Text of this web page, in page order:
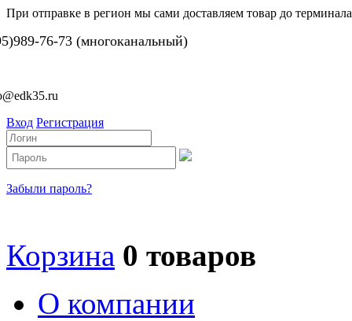
При отправке в регион мы сами доставляем товар до
76-73 (многоканальный)
Вход Регистрация
Забыли пароль?
Корзина 0 товаров
О компании